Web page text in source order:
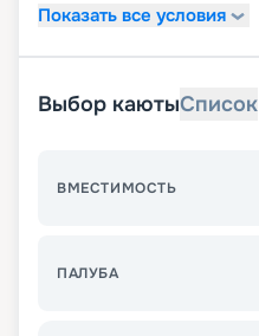
Показать все условия
Выбор каютыСписок
ВМЕСТИМОСТЬ
ПАЛУБА